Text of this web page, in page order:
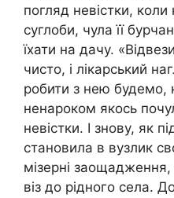
погляд невістки, коли
суглоби, чула її
їхати на дачу.
чисто, і лікарський
робити з нею будемо,
ненароком якось
невістки. І знову, як
становила в вузлик
мізерні
віз до рідного села.